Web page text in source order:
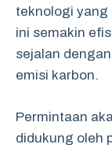
teknologi yang
ini semakin
sejalan
emisi karbon.
Permintaan
didukung oleh